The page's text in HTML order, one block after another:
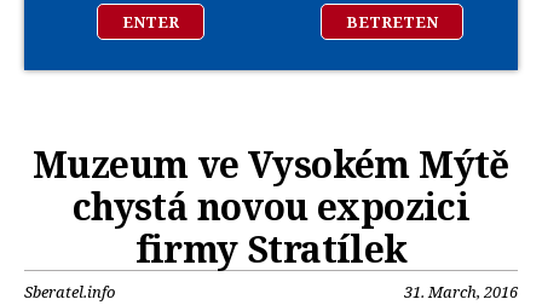
ENTER BETRETEN
Muzeum ve Vysokém Mýtě
chystá novou expozici
firmy Stratílek
Sberatel.info 31. March, 2016